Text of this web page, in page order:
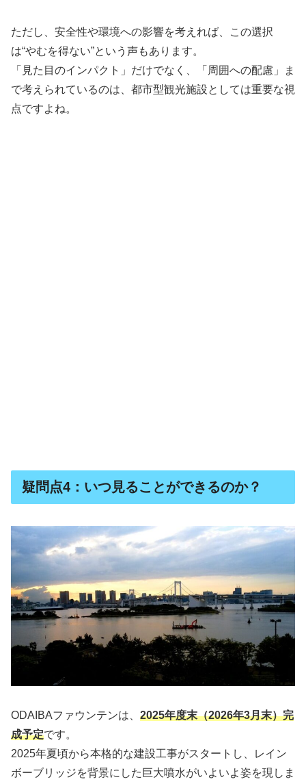
ただし、安全性や環境への影響を考えれば、この選択
は“やむを得ない”という声もあります。
「見た目のインパクト」だけでなく、「周囲への配慮」ま
で考えられているのは、都市型観光施設としては重要な視
点ですよね。
疑問点4：いつ見ることができるのか？
ODAIBAファウンテンは、 2025年度末（2026年3月末）完
成予定です。
2025年夏頃から本格的な建設工事がスタートし、レイン
ボーブリッジを背景にした巨大噴水がいよいよ姿を現しま